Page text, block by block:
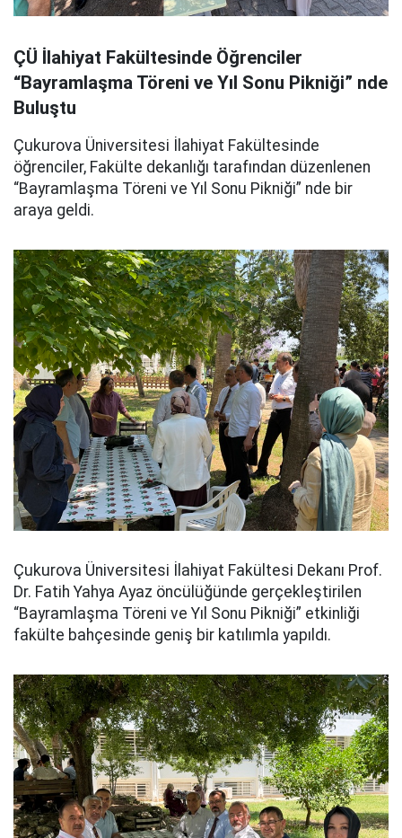
ÇÜ İlahiyat Fakültesinde Öğrenciler
“Bayramlaşma Töreni ve Yıl Sonu Pikniği” nde
Buluştu
Çukurova Üniversitesi İlahiyat Fakültesinde
öğrenciler, Fakülte dekanlığı tarafından düzenlenen
“Bayramlaşma Töreni ve Yıl Sonu Pikniği” nde bir
araya geldi.
Çukurova Üniversitesi İlahiyat Fakültesi Dekanı Prof.
Dr. Fatih Yahya Ayaz öncülüğünde gerçekleştirilen
“Bayramlaşma Töreni ve Yıl Sonu Pikniği” etkinliği
fakülte bahçesinde geniş bir katılımla yapıldı.